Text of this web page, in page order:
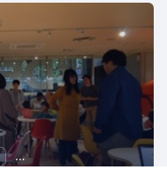
子供向けプログラミング